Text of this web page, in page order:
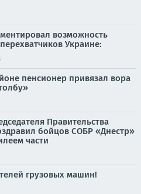
возможность
Украине:
пенсионер привязал вора
Правительства
бойцов СОБР «Днестр»
части
грузовых машин!